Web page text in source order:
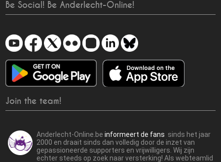
Be Social! Be Anderlecht-Online!
Join the team!
Anderlecht-Online.beinformeert de fans sinds het jaar
2000 en draait sinds dan volledig door de inzet van
gepassioneerde supporters en vrijwilligers. Wij zijn
echter steeds op zoek naar versterking! Als webteamlid